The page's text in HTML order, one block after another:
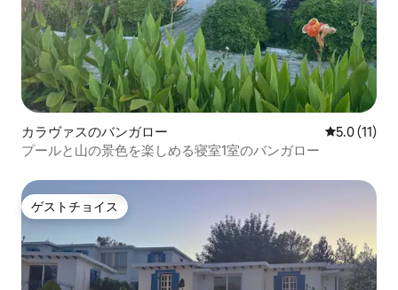
カラヴァスのバンガロー レビュー11
5.0 (11)
プールと山の景色を楽しめる寝室1室のバンガロー
ゲストチョイス
ゲストチョイス